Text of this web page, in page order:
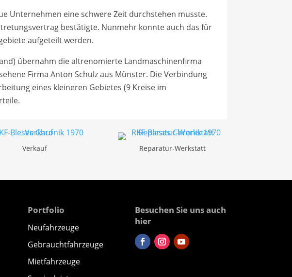
Unternehmen eine schwere Zeit durchstehen musste.
bestätigte. Nunmehr konnte auch das für
aufgeteilt werden.
übernahm die altrenomierte Landmaschinenfirma
Firma Anton Schulz aus Münster. Die Verbindung
eines kleineren Gebietes (9 Kreise im
Verkauf Reparatur-Werkstatt
Portfolio
Neufahrzeuge
Gebrauchtfahrzeuge
Mietfahrzeuge
Besuchen Sie uns auch
hier